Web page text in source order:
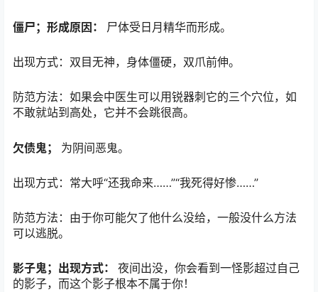
僵尸；形成原因： 尸体受日月精华而形成。
出现方式：双目无神，身体僵硬，双爪前伸。
防范方法：如果会中医生可以用锐器刺它的三个穴位，如
不敢就站到高处，它并不会跳很高。
欠债鬼； 为阴间恶鬼。
出现方式：常大呼“还我命来……”“我死得好惨……”
防范方法：由于你可能欠了他什么没给，一般没什么方法
可以逃脱。
影子鬼；出现方式： 夜间出没，你会看到一怪影超过自己
的影子，而这个影子根本不属于你！